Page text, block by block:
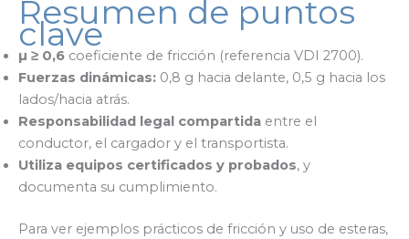
Resumen de puntos
clave
µ ≥ 0,6 coeficiente de fricción (referencia VDI 2700).
Fuerzas dinámicas: 0,8 g hacia delante, 0,5 g hacia los
lados/hacia atrás.
Responsabilidad legal compartida entre el
conductor, el cargador y el transportista.
Utiliza equipos certificados y probados, y
documenta su cumplimiento.
Para ver ejemplos prácticos de fricción y uso de esteras,